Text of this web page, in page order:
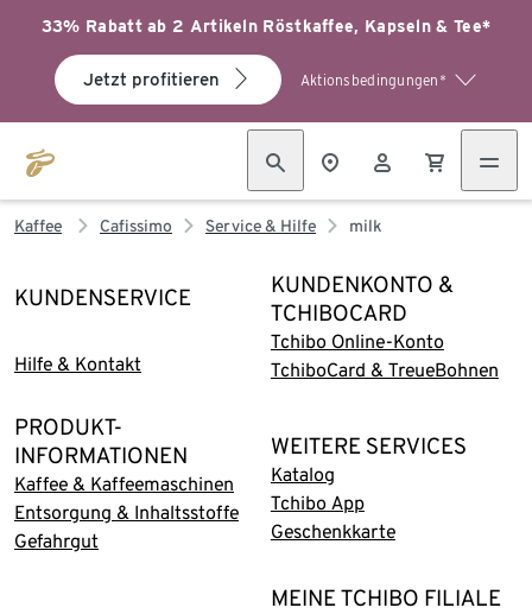
33% Rabatt ab 2 Artikeln Röstkaffee, Kapseln & Tee*
Jetzt profitieren Aktionsbedingungen*
Kaffee Cafissimo Service & Hilfe milk
KUNDENSERVICE
Hilfe & Kontakt
KUNDENKONTO &
TCHIBOCARD
Tchibo Online-Konto
TchiboCard & TreueBohnen
PRODUKT-
INFORMATIONEN
Kaffee & Kaffeemaschinen
Entsorgung & Inhaltsstoffe
Gefahrgut
WEITERE SERVICES
Katalog
Tchibo App
Geschenkkarte
MEINE TCHIBO FILIALE